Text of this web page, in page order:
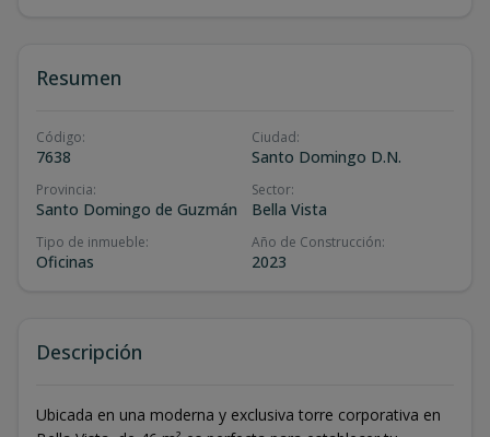
Resumen
Código:
7638
Ciudad:
Santo Domingo D.N.
Provincia:
Santo Domingo de Guzmán
Sector:
Bella Vista
Tipo de inmueble:
Oficinas
Año de Construcción:
2023
Descripción
Ubicada en una moderna y exclusiva torre corporativa en